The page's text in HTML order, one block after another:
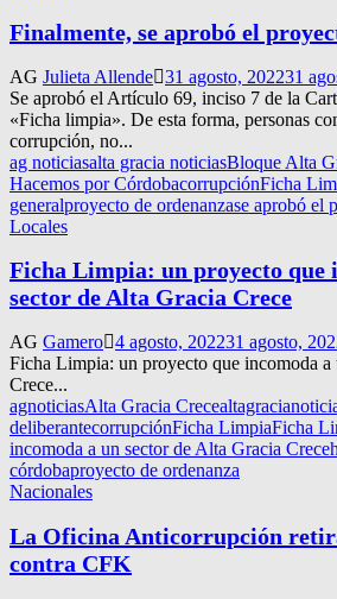
Finalmente, se aprobó el
AG Julieta Allende 31 agosto, 202231
Se aprobó el Artículo 69, inciso 7 de la
«Ficha limpia». De esta forma, personas
corrupción, no...
ag noticiasalta gracia noticiasBloque Alta
Hacemos por CórdobacorrupciónFicha
generalproyecto de ordenanzase aprobó el
Locales
Ficha Limpia: un proyecto que
sector de Alta Gracia Crece
AG Gamero 4 agosto, 202231 agosto,
Ficha Limpia: un proyecto que incomoda a
Crece...
agnoticiasAlta Gracia Crece
deliberantecorrupciónFicha LimpiaFicha
incomoda a un sector de Alta Gracia Crece
córdobaproyecto de ordenanza
Nacionales
La Oficina Anticorrupción
contra CFK